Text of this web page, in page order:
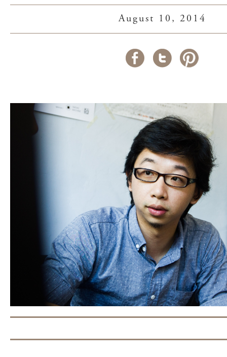
August 10, 2014